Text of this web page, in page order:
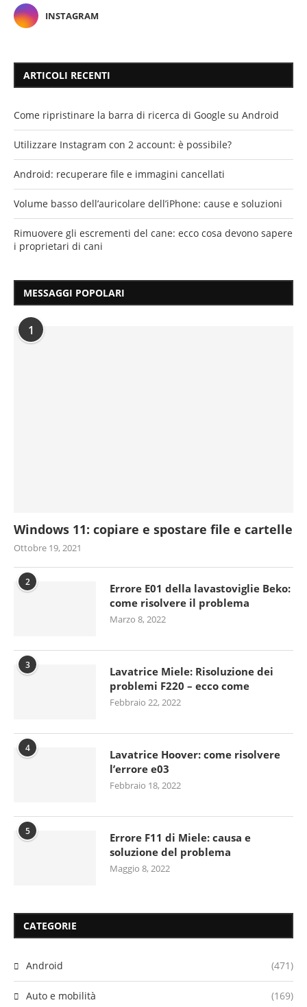
INSTAGRAM
ARTICOLI RECENTI
Come ripristinare la barra di ricerca di Google su Android
Utilizzare Instagram con 2 account: è possibile?
Android: recuperare file e immagini cancellati
Volume basso dell’auricolare dell’iPhone: cause e soluzioni
Rimuovere gli escrementi del cane: ecco cosa devono sapere
i proprietari di cani
MESSAGGI POPOLARI
1
Windows 11: copiare e spostare file e cartelle
Ottobre 19, 2021
2
Errore E01 della lavastoviglie Beko:
come risolvere il problema
Marzo 8, 2022
3
Lavatrice Miele: Risoluzione dei
problemi F220 – ecco come
Febbraio 22, 2022
4
Lavatrice Hoover: come risolvere
l’errore e03
Febbraio 18, 2022
5
Errore F11 di Miele: causa e
soluzione del problema
Maggio 8, 2022
CATEGORIE
Android (471)
Auto e mobilità (169)